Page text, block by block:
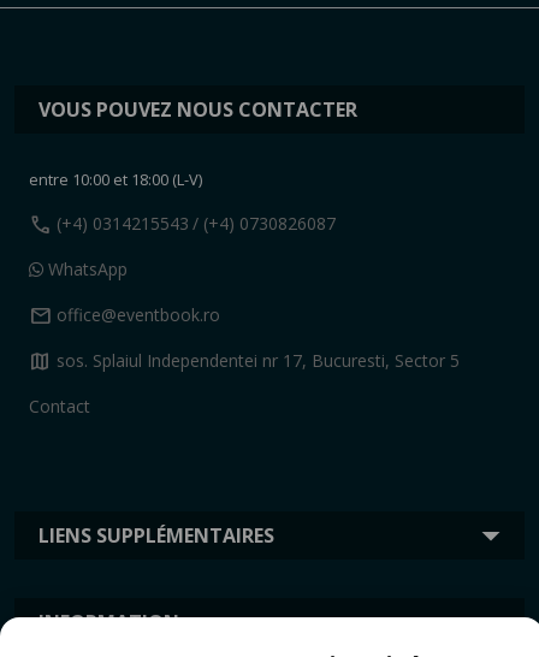
LIENS SUPPLÉMENTAIRES
INFORMATION
VOUS POUVEZ NOUS CONTACTER
entre 10:00 et 18:00 (L-V)
call (+4) 0314215543 / (+4) 0730826087
WhatsApp
mail office@eventbook.ro
map sos. Splaiul Independentei nr 17, Bucuresti, Sector 5
Contact